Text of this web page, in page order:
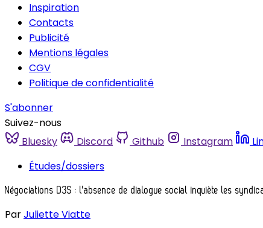
Inspiration
Contacts
Publicité
Mentions légales
CGV
Politique de confidentialité
S'abonner
Suivez-nous
Bluesky
Discord Github Instagram
Études/dossiers
Négociations D3S : l'absence de dialogue social inquiète les
ParJuliette Viatte